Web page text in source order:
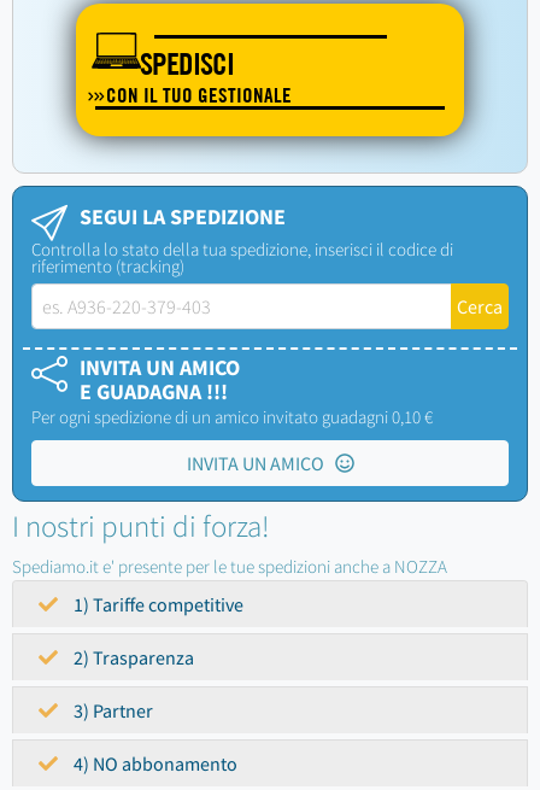
SPEDISCI
CON IL TUO GESTIONALE
SEGUI LA SPEDIZIONE
Controlla lo stato della tua spedizione, inserisci il codice di
riferimento (tracking)
INVITA UN AMICO
E GUADAGNA !!!
Per ogni spedizione di un amico invitato guadagni 0,10 €
INVITA UN AMICO
I nostri punti di forza!
Spediamo.it e' presente per le tue spedizioni anche a NOZZA
1) Tariffe competitive
2) Trasparenza
3) Partner
4) NO abbonamento